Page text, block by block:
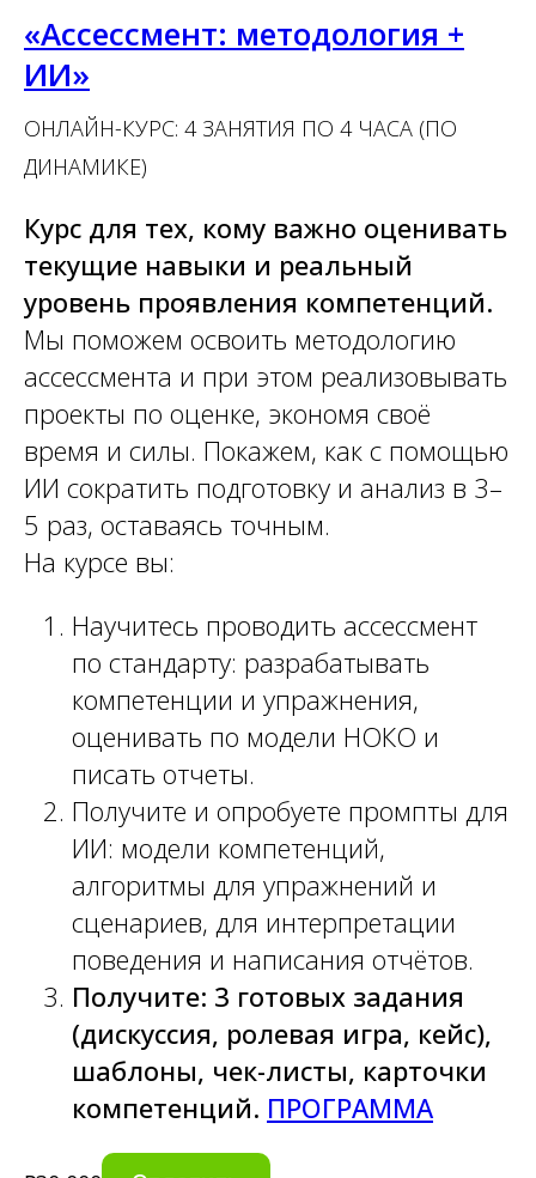
«Ассессмент: методология +
ИИ»
ОНЛАЙН-КУРС: 4 ЗАНЯТИЯ ПО 4 ЧАСА (ПО
ДИНАМИКЕ)
Курс для тех, кому важно оценивать
текущие навыки и реальный
уровень проявления компетенций.
Мы поможем освоить методологию
ассессмента и при этом реализовывать
проекты по оценке, экономя своё
время и силы. Покажем, как с помощью
ИИ сократить подготовку и анализ в 3–
5 раз, оставаясь точным.
На курсе вы:
Научитесь проводить ассессмент
по стандарту: разрабатывать
компетенции и упражнения,
оценивать по модели НОКО и
писать отчеты.
Получите и опробуете промпты для
ИИ: модели компетенций,
алгоритмы для упражнений и
сценариев, для интерпретации
поведения и написания отчётов.
Получите: 3 готовых задания
(дискуссия, ролевая игра, кейс),
шаблоны, чек-листы, карточки
компетенций. ПРОГРАММА